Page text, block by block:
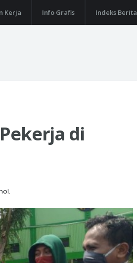
Kerja Info Grafis Indeks Berita
di